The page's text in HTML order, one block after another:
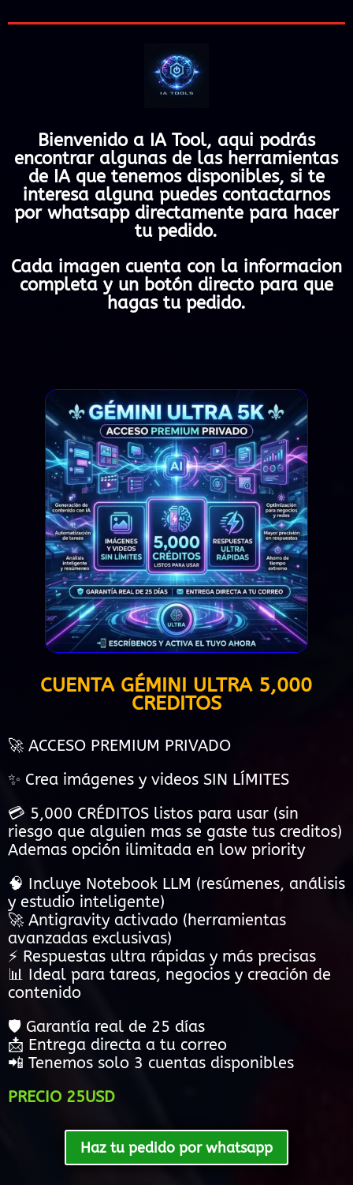
Bienvenido a IA Tool, aqui podrás
encontrar algunas de las herramientas
de IA que tenemos disponibles, si te
interesa alguna puedes contactarnos
por whatsapp directamente para hacer
tu pedido.
Cada imagen cuenta con la informacion
completa y un botón directo para que
hagas tu pedido.
CUENTA GÉMINI ULTRA 5,000
CREDITOS
🚀 ACCESO PREMIUM PRIVADO
✨ Crea imágenes y videos SIN LÍMITES
💳 5,000 CRÉDITOS listos para usar (sin
riesgo que alguien mas se gaste tus creditos)
Ademas opción ilimitada en low priority
🧠 Incluye Notebook LLM (resúmenes, análisis
y estudio inteligente)
🚀 Antigravity activado (herramientas
avanzadas exclusivas)
⚡ Respuestas ultra rápidas y más precisas
📊 Ideal para tareas, negocios y creación de
contenido
🛡️ Garantía real de 25 días
📩 Entrega directa a tu correo
📲 Tenemos solo 3 cuentas disponibles
PRECIO 25USD
Haz tu pedido por whatsapp